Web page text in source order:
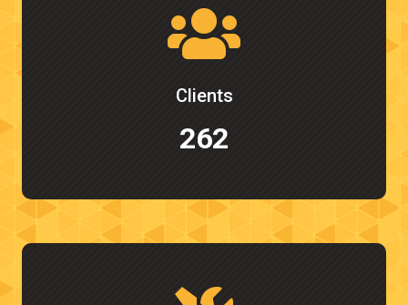
Clients
262